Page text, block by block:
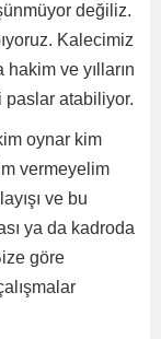
değiliz.
Kalecimiz
ve yılların
paslar atabiliyor.
oynar kim
vermeyelim
ve bu
ya da kadroda
göre